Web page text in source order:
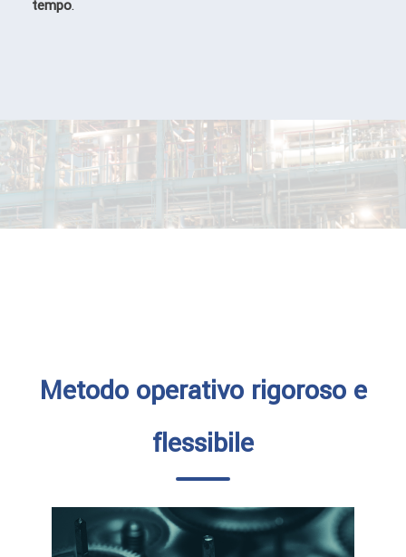
tempo.
Metodo operativo rigoroso e
flessibile